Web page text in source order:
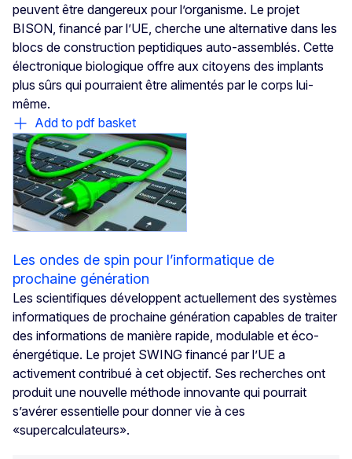
peuvent être dangereux pour l’organisme. Le projet
BISON, financé par l’UE, cherche une alternative dans les
blocs de construction peptidiques auto-assemblés. Cette
électronique biologique offre aux citoyens des implants
plus sûrs qui pourraient être alimentés par le corps lui-
même.
Add to pdf basket
Les ondes de spin pour l’informatique de
prochaine génération
Les scientifiques développent actuellement des systèmes
informatiques de prochaine génération capables de traiter
des informations de manière rapide, modulable et éco-
énergétique. Le projet SWING financé par l’UE a
activement contribué à cet objectif. Ses recherches ont
produit une nouvelle méthode innovante qui pourrait
s’avérer essentielle pour donner vie à ces
«supercalculateurs».